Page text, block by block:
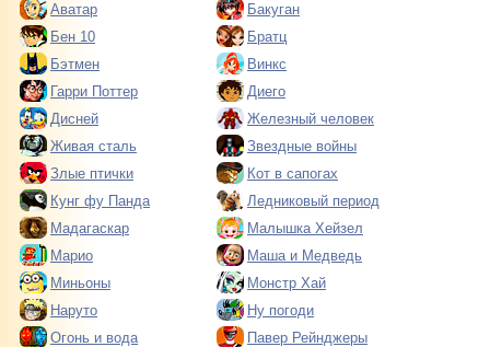
Аватар
Бакуган
Бен 10
Братц
Бэтмен
Винкс
Гарри Поттер
Диего
Дисней
Железный человек
Живая сталь
Звездные войны
Злые птички
Кот в сапогах
Кунг фу Панда
Ледниковый период
Мадагаскар
Малышка Хейзел
Марио
Маша и Медведь
Миньоны
Монстр Хай
Наруто
Ну погоди
Огонь и вода
Павер Рейнджеры